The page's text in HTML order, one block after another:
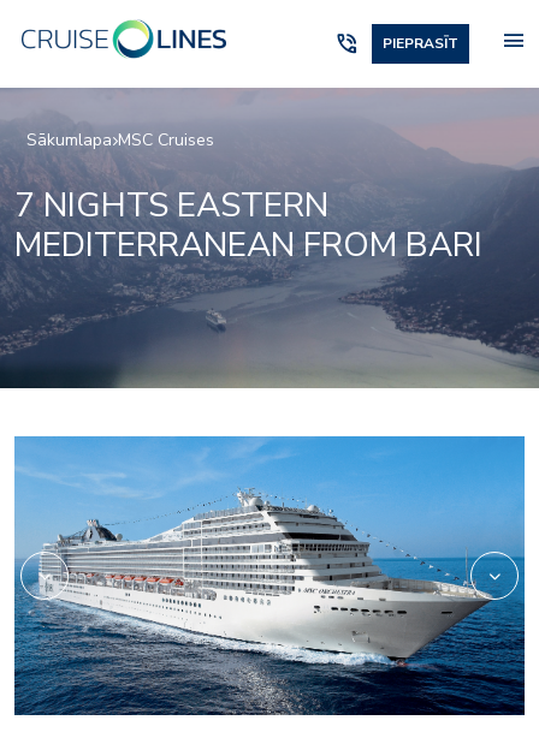
phone_in_talk PIEPRASĪT menu
Sākumlapa MSC Cruises
7 NIGHTS EASTERN
MEDITERRANEAN FROM BARI